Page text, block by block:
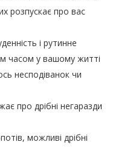
розпускає про вас
і рутинне
часом у вашому житті
несподіванок чи
про дрібні негаразди
можливі дрібні